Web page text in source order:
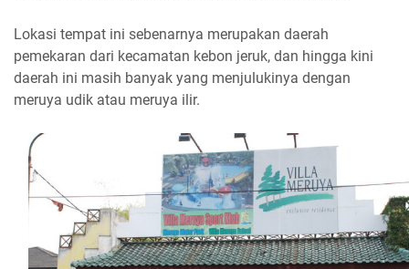
Lokasi tempat ini sebenarnya merupakan daerah
pemekaran dari kecamatan kebon jeruk, dan hingga kini
daerah ini masih banyak yang menjulukinya dengan
meruya udik atau meruya ilir.